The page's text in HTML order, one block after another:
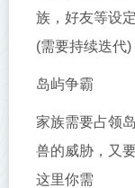
族，好友等设
(需要持续迭代)
岛屿争霸
家族需要占领
兽的威胁，又
这里你需